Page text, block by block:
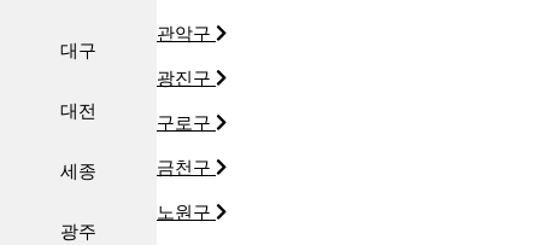
대구
대전
세종
광주
관악구
광진구
구로구
금천구
노원구